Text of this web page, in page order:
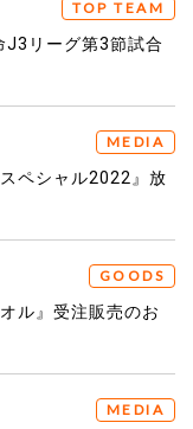
TOP TEAM
J3リーグ第3節試合
MEDIA
ペシャル2022』放
GOODS
ル』受注販売のお
MEDIA